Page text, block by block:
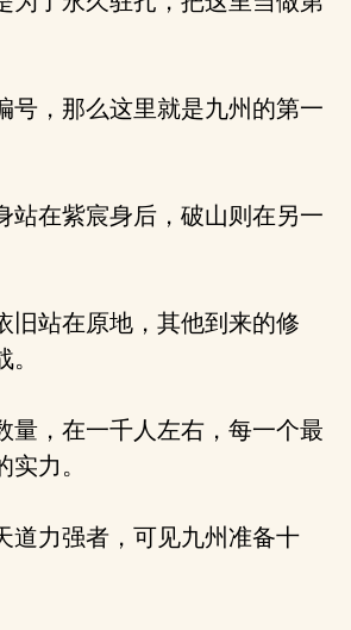
，那么这里就是九州的第一
在紫宸身后，破山则在另一
站在原地，其他到来的修
，在一千人左右，每一个最
力。
力强者，可见九州准备十